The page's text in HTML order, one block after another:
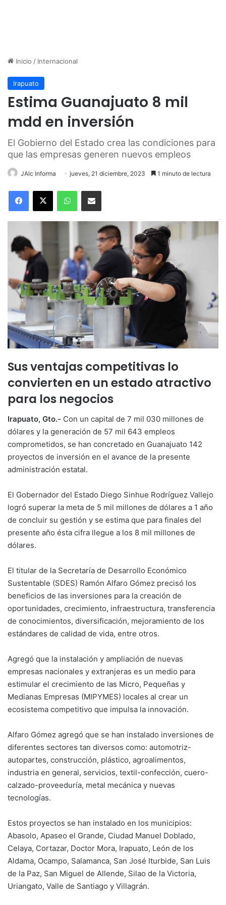
Inicio / Internacional
Irapuato
Estima Guanajuato 8 mil
mdd en inversión
El Gobierno del Estado crea las condiciones para
que las empresas generen nuevos empleos
JAlc Informa jueves, 21 diciembre, 2023 1 minuto de lectura
Sus ventajas competitivas lo
convierten en un estado atractivo
para los negocios
Irapuato, Gto.- Con un capital de 7 mil 030 millones de
dólares y la generación de 57 mil 643 empleos
comprometidos, se han concretado en Guanajuato 142
proyectos de inversión en el avance de la presente
administración estatal.
El Gobernador del Estado Diego Sinhue Rodríguez Vallejo
logró superar la meta de 5 mil millones de dólares a 1 año
de concluir su gestión y se estima que para finales del
presente año ésta cifra llegue a los 8 mil millones de
dólares.
El titular de la Secretaría de Desarrollo Económico
Sustentable (SDES) Ramón Alfaro Gómez precisó los
beneficios de las inversiones para la creación de
oportunidades, crecimiento, infraestructura, transferencia
de conocimientos, diversificación, mejoramiento de los
estándares de calidad de vida, entre otros.
Agregó que la instalación y ampliación de nuevas
empresas nacionales y extranjeras es un medio para
estimular el crecimiento de las Micro, Pequeñas y
Medianas Empresas (MIPYMES) locales al crear un
ecosistema competitivo que impulsa la innovación.
Alfaro Gómez agregó que se han instalado inversiones de
diferentes sectores tan diversos como: automotriz-
autopartes, construcción, plástico, agroalimentos,
industria en general, servicios, textil-confección, cuero-
calzado-proveeduría, metal mecánica y nuevas
tecnologías.
Estos proyectos se han instalado en los municipios:
Abasolo, Apaseo el Grande, Ciudad Manuel Doblado,
Celaya, Cortazar, Doctor Mora, Irapuato, León de los
Aldama, Ocampo, Salamanca, San José Iturbide, San Luis
de la Paz, San Miguel de Allende, Silao de la Victoria,
Uriangato, Valle de Santiago y Villagrán.